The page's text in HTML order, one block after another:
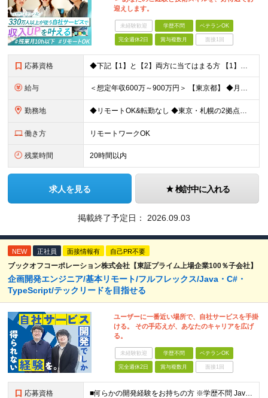
迎えします。
未経験歓迎 学歴不問 ベテランOK
完全週休2日 賞与複数月 面接1回
応募資格 ◆下記【1】と【2】両方に当てはまる方 【1】Webアプリ開発：5年以上 【2】下記いずれか5年以上のご経験 C#、SQL、JavaScript、HTML+CSS、React、PHP、Larave
給与 ＜想定年収600万～900万円＞ 【東京都】 ◆月給：37.2万円～＋賞与年2回（賞与支給実績5ヶ月分）＋残業代全額支給 ※技能手当(スキル・経験により支給)／地域手当(東京：3万円)を含む ※3ヶ
勤務地 ◆リモートOK&転勤なし ◆東京・札幌の2拠点で募集中 【東京本社】 東京都千代田区神田練塀町300 住友不動産秋葉原駅前ビル17F 【札幌開発センター】 北海道札幌市北区北7条西4-5-1 伊藤
働き方 リモートワークOK
残業時間 20時間以内
求人を見る 検討中に入れる
掲載終了予定日： 2026.09.03
NEW 正社員 面接情報有 自己PR不要
ブックオフコーポレーション株式会社【東証プライム上場企業100％子会社】
企画開発エンジニア/基本リモート/フルフレックス/Java・C#・
TypeScript/テックリードを目指せる
ユーザーに一番近い場所で、自社サービスを手掛
ける。 その手応えが、あなたのキャリアを広げ
る。
未経験歓迎 学歴不問 ベテランOK
完全週休2日 賞与複数月 面接1回
応募資格 ■何らかの開発経験をお持ちの方 ※学歴不問 Javaは経験ないがWebアプリケーション運用知識やDB知識が豊富など 何か一つでも強みがあれば活躍できる可能性があります！ 興味をお持ちいただけましたら